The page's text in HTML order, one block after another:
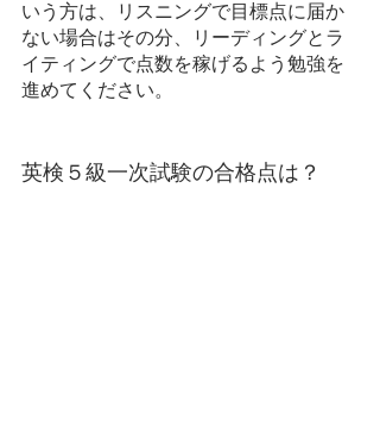
いう方は、リスニングで目標点に届か
ない場合はその分、リーディングとラ
イティングで点数を稼げるよう勉強を
進めてください。
英検５級一次試験の合格点は？